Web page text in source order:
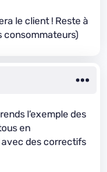
le client ! Reste à
consommateurs)
l’exemple des
en
avec des correctifs